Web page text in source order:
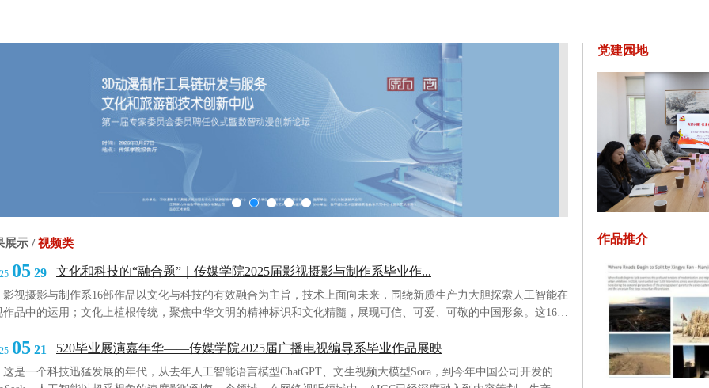
展示 /视频类
05 29 文化和科技的“融合题”｜传媒学院2025届影视摄影与制作系毕业作...
摄影与制作系16部作品以文化与科技的有效融合为主旨，技术上面向未来，围绕新质生产力大胆探索人工智能在
作品中的运用；文化上植根传统，聚焦中华文明的精神标识和文化精髓，展现可信、可爱、可敬的中国形象。这16部
闹都市与万家灯火中，书写时代精神。他们试图在天马行空中...
05 21 520毕业展演嘉年华——传媒学院2025届广播电视编导系毕业作品展映
一个科技迅猛发展的年代，从去年人工智能语言模型ChatGPT、文生视频大模型Sora，到今年中国公司开发的
党建园地
作品推介